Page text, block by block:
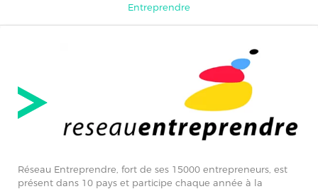
Entreprendre
Réseau Entreprendre, fort de ses 15000 entrepreneurs, est
présent dans 10 pays et participe chaque année à la